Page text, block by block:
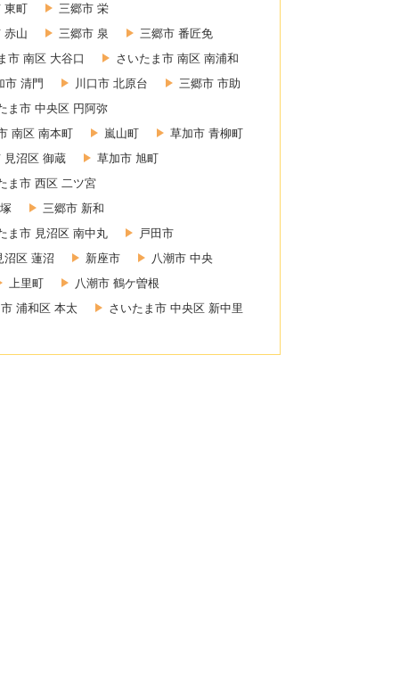
東町
三郷市 栄
赤山 三郷市 泉
三郷市 番匠免
市 南区 大谷口
さいたま市 南区 南浦和
市 清門 川口市 北原台
三郷市 市助
ま市 中央区 円阿弥
南区 南本町 嵐山町
草加市 青柳町
見沼区 御蔵
草加市 旭町
ま市 西区 二ツ宮
三郷市 新和
ま市 見沼区 南中丸
戸田市
沼区 蓮沼 新座市
八潮市 中央
上里町
八潮市 鶴ケ曽根
浦和区 本太
さいたま市 中央区 新中里